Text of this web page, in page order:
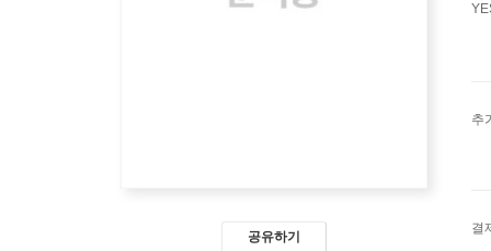
공유하기
추
결